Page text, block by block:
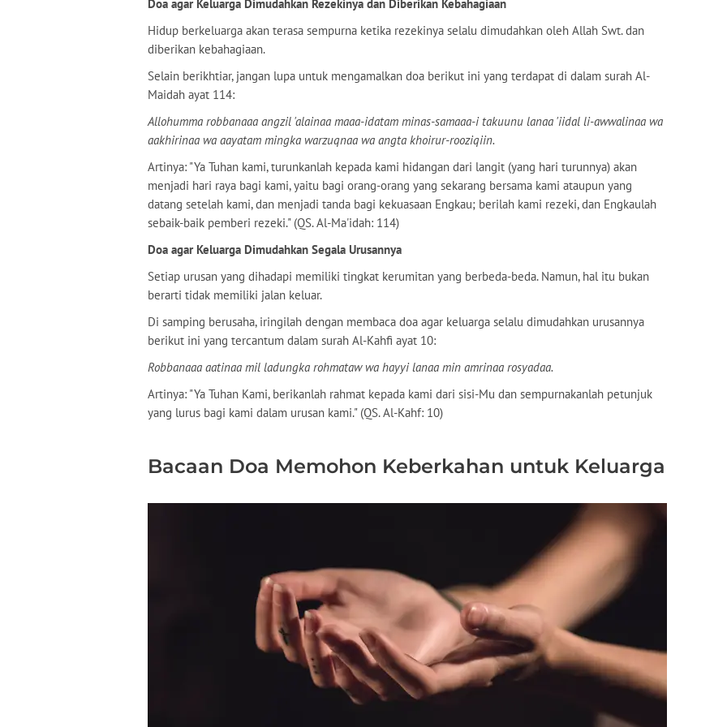
Doa agar Keluarga Dimudahkan Rezekinya dan Diberikan Kebahagiaan
Hidup berkeluarga akan terasa sempurna ketika rezekinya selalu dimudahkan oleh Allah Swt. dan
diberikan kebahagiaan.
Selain berikhtiar, jangan lupa untuk mengamalkan doa berikut ini yang terdapat di dalam surah Al-
Maidah ayat 114:
Allohumma robbanaaa angzil 'alainaa maaa-idatam minas-samaaa-i takuunu lanaa 'iidal li-awwalinaa wa
aakhirinaa wa aayatam mingka warzuqnaa wa angta khoirur-rooziqiin.
Artinya: "Ya Tuhan kami, turunkanlah kepada kami hidangan dari langit (yang hari turunnya) akan
menjadi hari raya bagi kami, yaitu bagi orang-orang yang sekarang bersama kami ataupun yang
datang setelah kami, dan menjadi tanda bagi kekuasaan Engkau; berilah kami rezeki, dan Engkaulah
sebaik-baik pemberi rezeki." (QS. Al-Ma'idah: 114)
Doa agar Keluarga Dimudahkan Segala Urusannya
Setiap urusan yang dihadapi memiliki tingkat kerumitan yang berbeda-beda. Namun, hal itu bukan
berarti tidak memiliki jalan keluar.
Di samping berusaha, iringilah dengan membaca doa agar keluarga selalu dimudahkan urusannya
berikut ini yang tercantum dalam surah Al-Kahfi ayat 10:
Robbanaaa aatinaa mil ladungka rohmataw wa hayyi lanaa min amrinaa rosyadaa.
Artinya: "Ya Tuhan Kami, berikanlah rahmat kepada kami dari sisi-Mu dan sempurnakanlah petunjuk
yang lurus bagi kami dalam urusan kami." (QS. Al-Kahf: 10)
Bacaan Doa Memohon Keberkahan untuk Keluarga